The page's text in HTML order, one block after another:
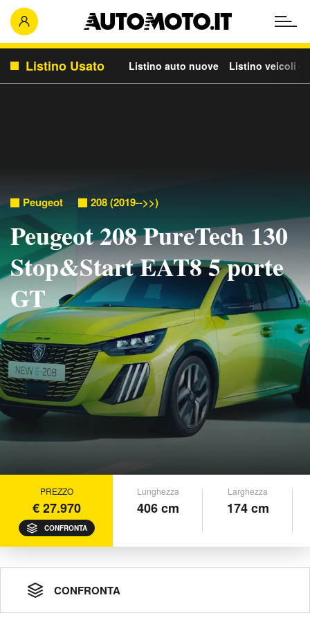
Listino Usato Listino auto nuove Listino veicoli
Peugeot 208 (2019-->>)
Peugeot 208 PureTech 130
Stop&Start EAT8 5 porte
GT
PREZZO
€ 27.970
CONFRONTA
Lunghezza
406 cm
Larghezza
174 cm
CONFRONTA